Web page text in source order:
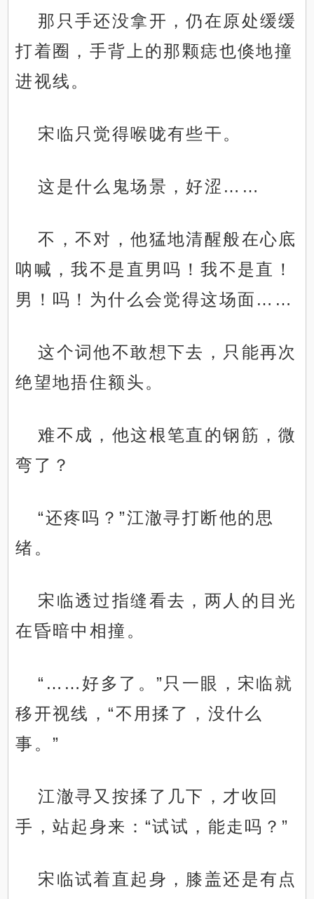
那只手还没拿开，仍在原处缓缓
打着圈，手背上的那颗痣也倏地撞
进视线。
宋临只觉得喉咙有些干。
这是什么鬼场景，好涩……
不，不对，他猛地清醒般在心底
呐喊，我不是直男吗！我不是直！
男！吗！为什么会觉得这场面……
这个词他不敢想下去，只能再次
绝望地捂住额头。
难不成，他这根笔直的钢筋，微
弯了？
“还疼吗？”江澈寻打断他的思
绪。
宋临透过指缝看去，两人的目光
在昏暗中相撞。
“……好多了。”只一眼，宋临就
移开视线，“不用揉了，没什么
事。”
江澈寻又按揉了几下，才收回
手，站起身来：“试试，能走吗？”
宋临试着直起身，膝盖还是有点